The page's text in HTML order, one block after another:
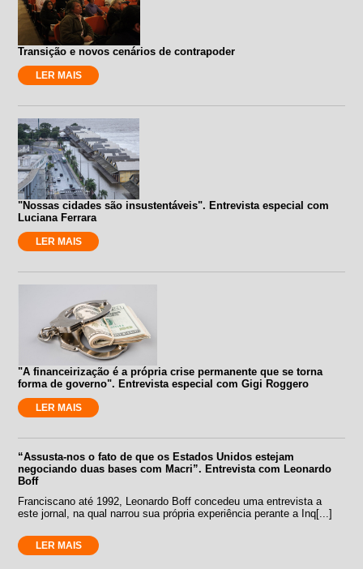
Transição e novos cenários de contrapoder
LER MAIS
"Nossas cidades são insustentáveis". Entrevista especial com
Luciana Ferrara
LER MAIS
"A financeirização é a própria crise permanente que se torna
forma de governo". Entrevista especial com Gigi Roggero
LER MAIS
“Assusta-nos o fato de que os Estados Unidos estejam
negociando duas bases com Macri”. Entrevista com Leonardo
Boff
Franciscano até 1992, Leonardo Boff concedeu uma entrevista a
este jornal, na qual narrou sua própria experiência perante a Inq[...]
LER MAIS